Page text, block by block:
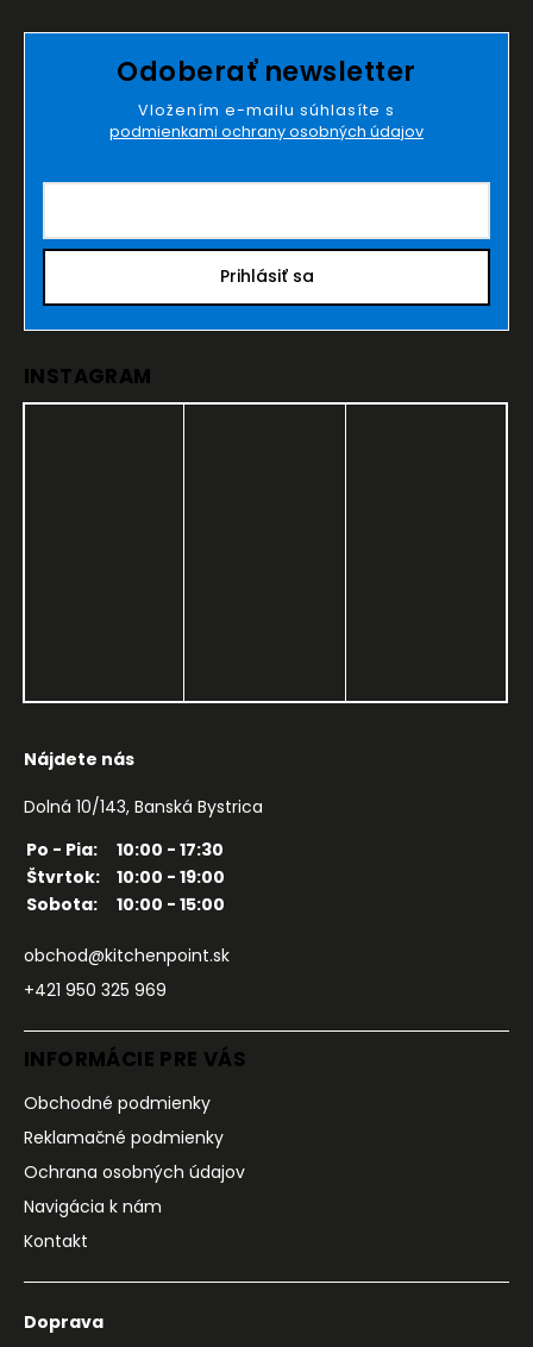
Odoberať newsletter
Vložením e-mailu súhlasíte s
podmienkami ochrany osobných údajov
Prihlásiť sa
INSTAGRAM
Nájdete nás
Dolná 10/143, Banská Bystrica
Po - Pia:
10:00 - 17:30
Štvrtok:
10:00 - 19:00
Sobota:
10:00 - 15:00
obchod@kitchenpoint.sk
+421 950 325 969
INFORMÁCIE PRE VÁS
Obchodné podmienky
Reklamačné podmienky
Ochrana osobných údajov
Navigácia k nám
Kontakt
Doprava